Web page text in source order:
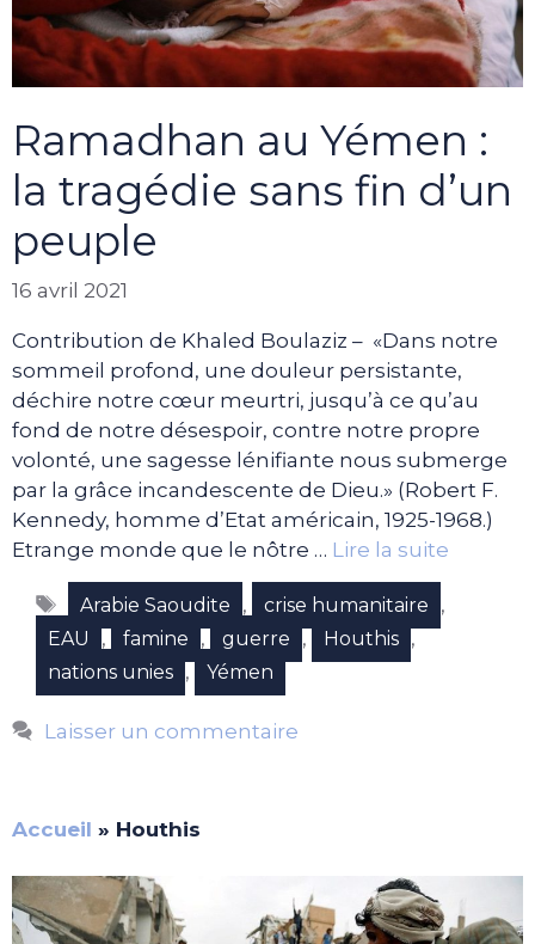
Ramadhan au Yémen :
la tragédie sans fin d’un
peuple
16 avril 2021
Contribution de Khaled Boulaziz – «Dans notre
sommeil profond, une douleur persistante,
déchire notre cœur meurtri, jusqu’à ce qu’au
fond de notre désespoir, contre notre propre
volonté, une sagesse lénifiante nous submerge
par la grâce incandescente de Dieu.» (Robert F.
Kennedy, homme d’Etat américain, 1925-1968.)
Etrange monde que le nôtre … Lire la suite
Étiquettes
Arabie Saoudite , crise humanitaire ,
EAU , famine , guerre , Houthis ,
nations unies , Yémen
Laisser un commentaire
Accueil » Houthis